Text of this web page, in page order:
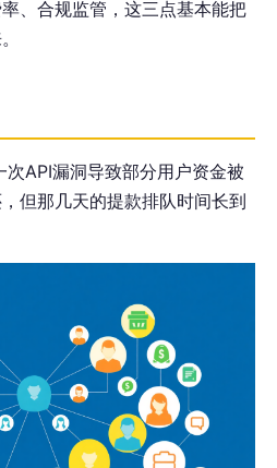
、合规监管，这三点基本能把
次API漏洞导致部分用户资金被
但那几天的提款排队时间长到